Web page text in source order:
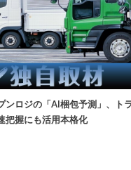
ンロジの「AI梱包予測」、ト
把握にも活用本格化